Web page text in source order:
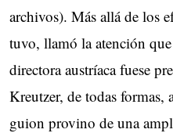
archivos). Más allá de los
tuvo, llamó la atención
directora austríaca fuese
Kreutzer, de todas formas,
guion provino de una